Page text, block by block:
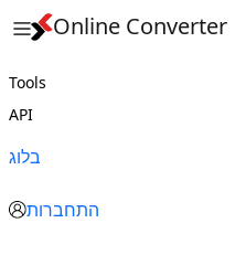
Online Converter
Tools
API
בלוג
התחברות